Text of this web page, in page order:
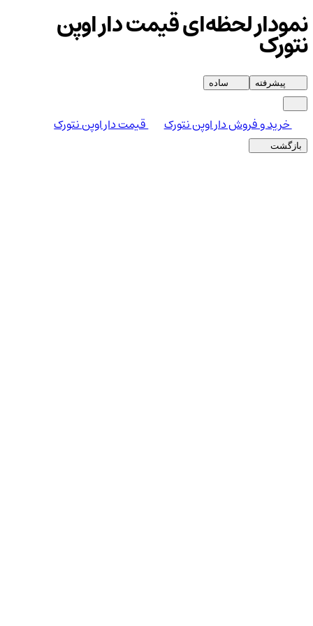
نمودار لحظه‌ای قیمت دار اوپن
نتورک
پیشرفته ساده
خرید و فروش دار اوپن نتورک قیمت دار اوپن نتورک
بازگشت